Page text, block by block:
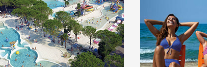
RAHMEN VON GOLF
VON GAETA